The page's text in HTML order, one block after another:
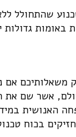
שהתחולל
גדולות
משאלותיכם אם
אשר שם את
האנושית
בכוח